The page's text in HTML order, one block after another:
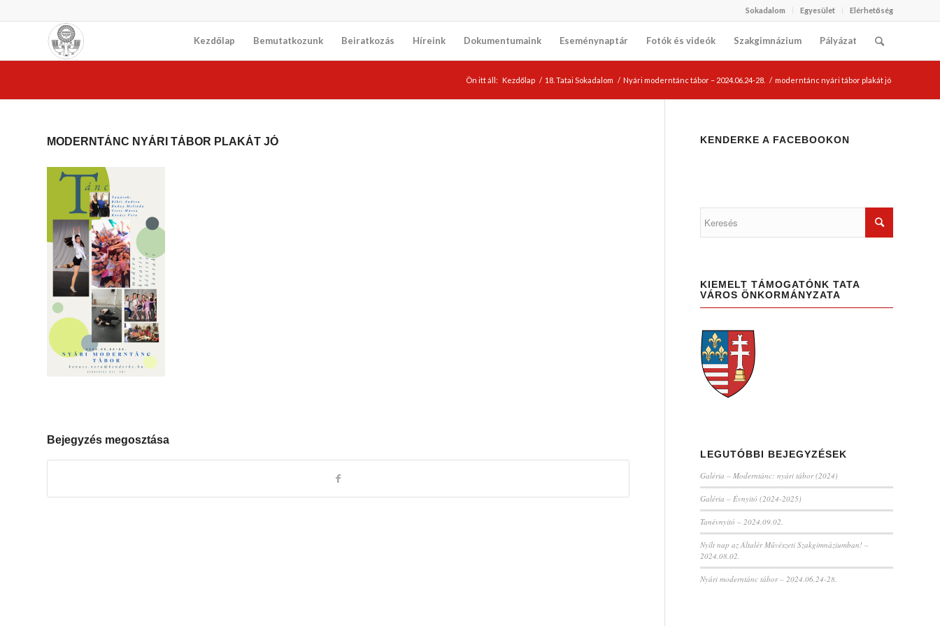
Sokadalom Egyesület Elérhetőség
Kezdőlap Bemutatkozunk Beiratkozás Híreink Dokumentumaink Eseménynaptár Fotók és videók Szakgimnázium Pályázat
Ön itt áll: Kezdőlap / 18. Tatai Sokadalom / Nyári moderntánc tábor – 2024.06.24-28. / moderntánc nyári tábor plakát jó
MODERNTÁNC NYÁRI TÁBOR PLAKÁT JÓ
Bejegyzés megosztása
KENDERKE A FACEBOOKON
KIEMELT TÁMOGATÓNK TATA
VÁROS ÖNKORMÁNYZATA
LEGUTÓBBI BEJEGYZÉSEK
Galéria – Moderntánc: nyári tábor (2024)
Galéria – Évnyitó (2024-2025)
Tanévnyitó – 2024.09.02.
Nyílt nap az Általér Művészeti Szakgimnáziumban! –
2024.08.02.
Nyári moderntánc tábor – 2024.06.24-28.